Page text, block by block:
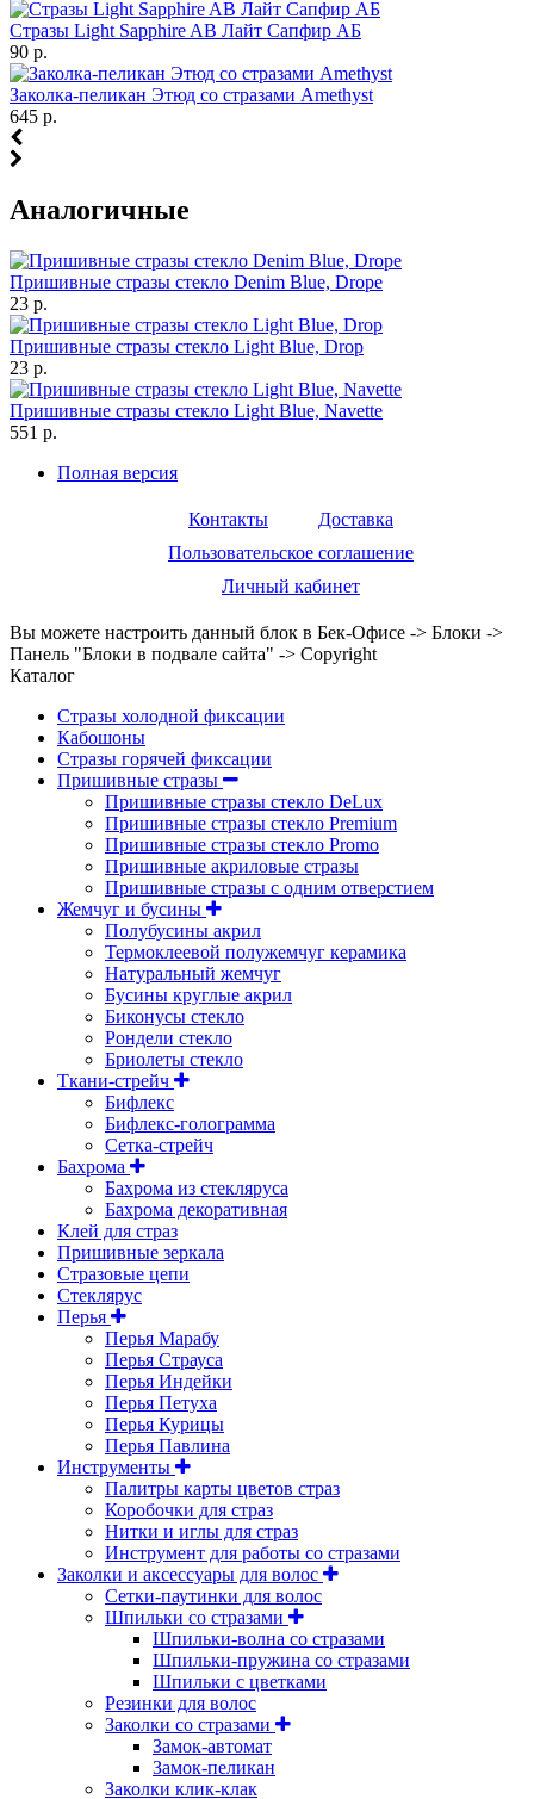
Стразы Light Sapphire AB Лайт Сапфир АБ
90 р.
Заколка-пеликан Этюд со стразами Amethyst
645 р.
Аналогичные
Пришивные стразы стекло Denim Blue, Drope
23 р.
Пришивные стразы стекло Light Blue, Drop
23 р.
Пришивные стразы стекло Light Blue, Navette
551 р.
Полная версия
Контакты
Доставка
Пользовательское соглашение
Личный кабинет
Вы можете настроить данный блок в Бек-Офисе -> Блоки ->
Панель "Блоки в подвале сайта" -> Copyright
Каталог
Стразы холодной фиксации
Кабошоны
Стразы горячей фиксации
Пришивные стразы
Пришивные стразы стекло DeLux
Пришивные стразы стекло Premium
Пришивные стразы стекло Promo
Пришивные акриловые стразы
Пришивные стразы с одним отверстием
Жемчуг и бусины
Полубусины акрил
Термоклеевой полужемчуг керамика
Натуральный жемчуг
Бусины круглые акрил
Биконусы стекло
Рондели стекло
Бриолеты стекло
Ткани-стрейч
Бифлекс
Бифлекс-голограмма
Сетка-стрейч
Бахрома
Бахрома из стекляруса
Бахрома декоративная
Клей для страз
Пришивные зеркала
Cтразовые цепи
Стеклярус
Перья
Перья Марабу
Перья Страуса
Перья Индейки
Перья Петуха
Перья Курицы
Перья Павлина
Инструменты
Палитры карты цветов страз
Коробочки для страз
Нитки и иглы для страз
Инструмент для работы со стразами
Заколки и аксессуары для волос
Сетки-паутинки для волос
Шпильки со стразами
Шпильки-волна со стразами
Шпильки-пружина со стразами
Шпильки с цветками
Резинки для волос
Заколки со стразами
Замок-автомат
Замок-пеликан
Заколки клик-клак